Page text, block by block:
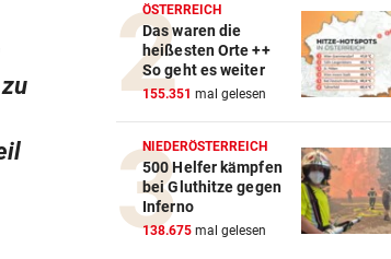
ÖSTERREICH
Das waren die
heißesten Orte ++
So geht es weiter
155.351 mal gelesen
NIEDERÖSTERREICH
500 Helfer kämpfen
bei Gluthitze gegen
Inferno
138.675 mal gelesen